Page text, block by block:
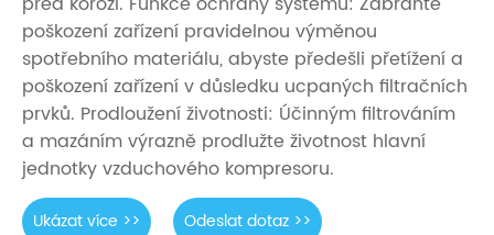
poškození zařízení pravidelnou výměnou
spotřebního materiálu, abyste předešli přetížení a
poškození zařízení v důsledku ucpaných filtračních
prvků. Prodloužení životnosti: Účinným filtrováním
a mazáním výrazně prodlužte životnost hlavní
jednotky vzduchového kompresoru.
Ukázat více >> Odeslat dotaz >>